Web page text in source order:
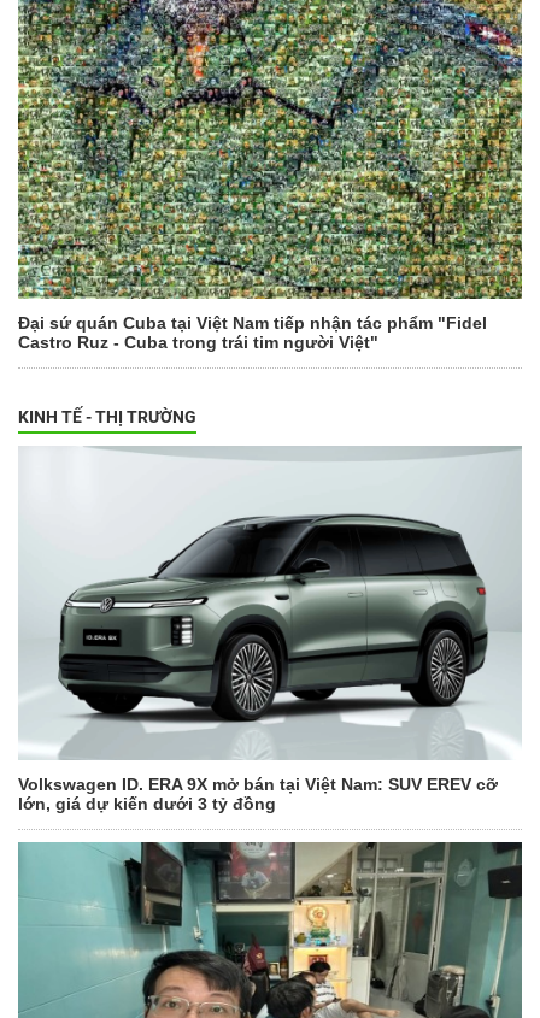
Đại sứ quán Cuba tại Việt Nam tiếp nhận tác phẩm "Fidel
Castro Ruz - Cuba trong trái tim người Việt"
KINH TẾ - THỊ TRƯỜNG
Volkswagen ID. ERA 9X mở bán tại Việt Nam: SUV EREV cỡ
lớn, giá dự kiến dưới 3 tỷ đồng